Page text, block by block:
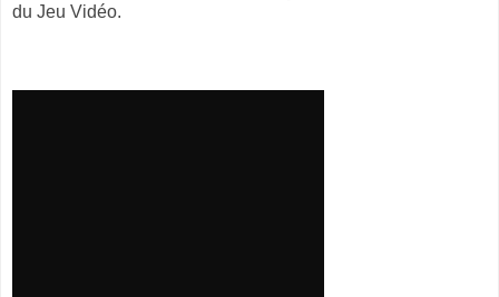
du Jeu Vidéo.